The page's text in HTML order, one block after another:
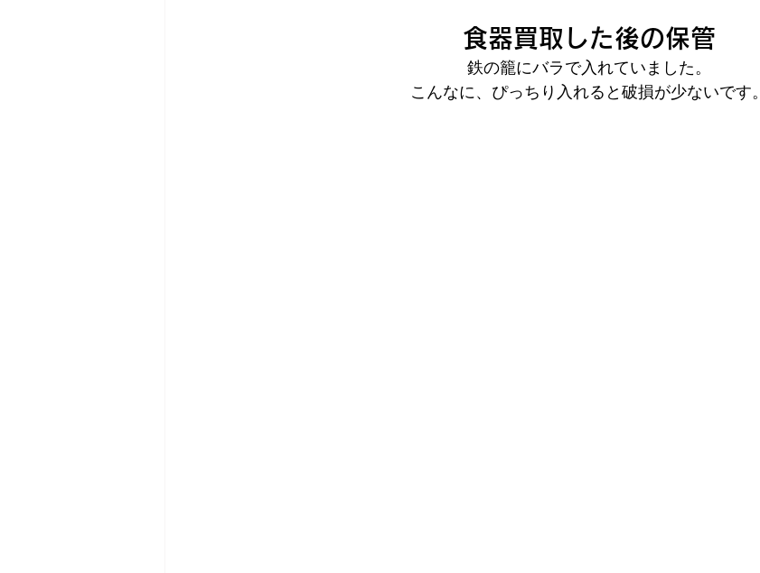
食器買取した後の保管
鉄の籠にバラで入れていました。
こんなに、ぴっちり入れると破損が少ないです。